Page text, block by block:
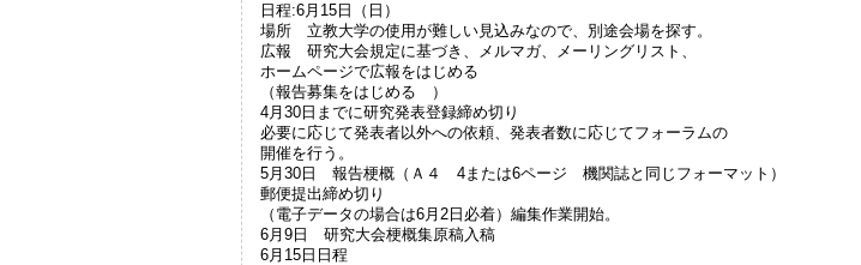
日程:6月15日（日）
場所 立教大学の使用が難しい見込みなので、別途会場を探す。
広報 研究大会規定に基づき、メルマガ、メーリングリスト、
ホームページで広報をはじめる
（報告募集をはじめる ）
4月30日までに研究発表登録締め切り
必要に応じて発表者以外への依頼、発表者数に応じてフォーラムの
開催を行う。
5月30日 報告梗概（Ａ４ 4または6ページ 機関誌と同じフォーマット）
郵便提出締め切り
（電子データの場合は6月2日必着）編集作業開始。
6月9日 研究大会梗概集原稿入稿
6月15日日程